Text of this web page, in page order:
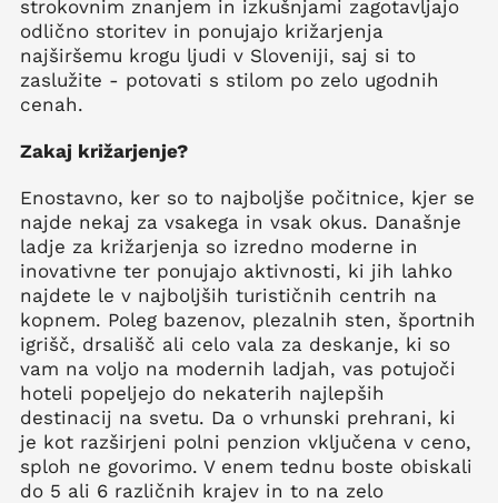
strokovnim znanjem in izkušnjami zagotavljajo
odlično storitev in ponujajo križarjenja
najširšemu krogu ljudi v Sloveniji, saj si to
zaslužite - potovati s stilom po zelo ugodnih
cenah.
Zakaj križarjenje?
Enostavno, ker so to najboljše počitnice, kjer se
najde nekaj za vsakega in vsak okus. Današnje
ladje za križarjenja so izredno moderne in
inovativne ter ponujajo aktivnosti, ki jih lahko
najdete le v najboljših turističnih centrih na
kopnem. Poleg bazenov, plezalnih sten, športnih
igrišč, drsališč ali celo vala za deskanje, ki so
vam na voljo na modernih ladjah, vas potujoči
hoteli popeljejo do nekaterih najlepših
destinacij na svetu. Da o vrhunski prehrani, ki
je kot razširjeni polni penzion vključena v ceno,
sploh ne govorimo. V enem tednu boste obiskali
do 5 ali 6 različnih krajev in to na zelo